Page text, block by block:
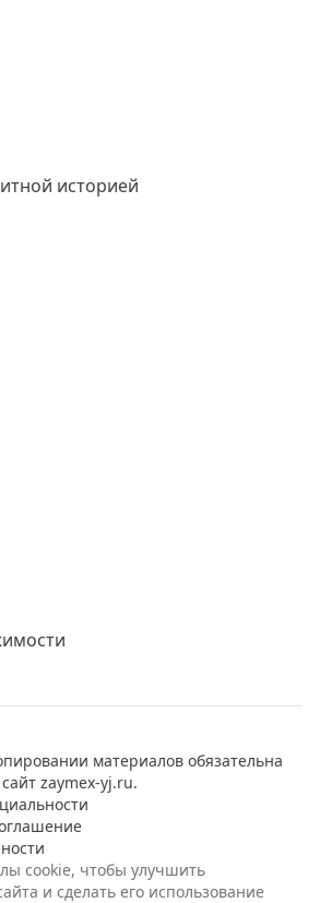
историей
материалов обязательна
zaymex-yj.ru.
cookie, чтобы улучшить
и сделать его использование